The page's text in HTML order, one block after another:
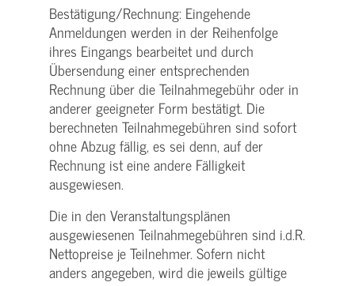
Bestätigung­/Rechnung: Eingehende
Anmeldungen werden in der Reihenfolge
ihres Eingangs bearbeitet und durch
Übersendung einer entsprechenden
Rechnung über die Teilnahmegebühr oder in
anderer geeigneter Form bestätigt. Die
berechneten Teilnahmegebühren sind sofort
ohne Abzug fällig, es sei denn, auf der
Rechnung ist eine andere Fälligkeit
ausgewiesen.
Die in den Veranstaltungsplänen
ausgewiesenen Teilnahmegebühren sind i.d.R.
Nettopreise je Teilnehmer. Sofern nicht
anders angegeben, wird die jeweils gültige